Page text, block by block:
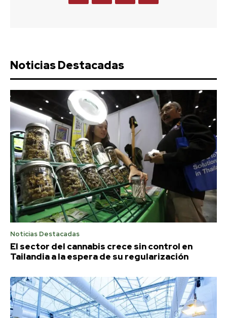
Noticias Destacadas
Noticias Destacadas
El sector del cannabis crece sin control en
Tailandia a la espera de su regularización